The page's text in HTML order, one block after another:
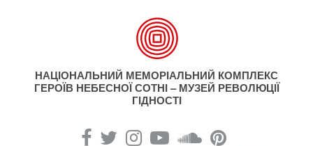
НАЦІОНАЛЬНИЙ МЕМОРІАЛЬНИЙ КОМПЛЕКС
ГЕРОЇВ НЕБЕСНОЇ СОТНІ – МУЗЕЙ РЕВОЛЮЦІЇ
ГІДНОСТІ